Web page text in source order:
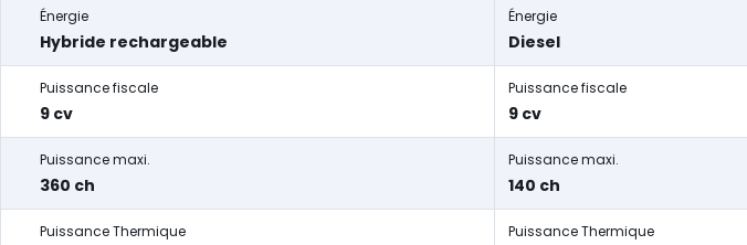
Énergie
Hybride rechargeable
Énergie
Diesel
Puissance fiscale
9 cv
Puissance fiscale
9 cv
Puissance maxi.
360 ch
Puissance maxi.
140 ch
Puissance Thermique Puissance Thermique